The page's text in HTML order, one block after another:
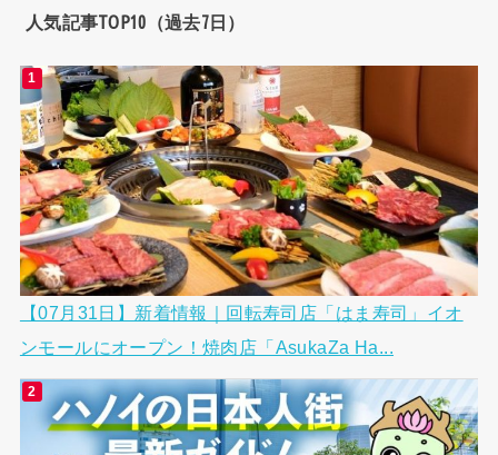
人気記事TOP10（過去7日）
【07月31日】新着情報｜回転寿司店「はま寿司」イオ
ンモールにオープン！焼肉店「AsukaZa Ha...